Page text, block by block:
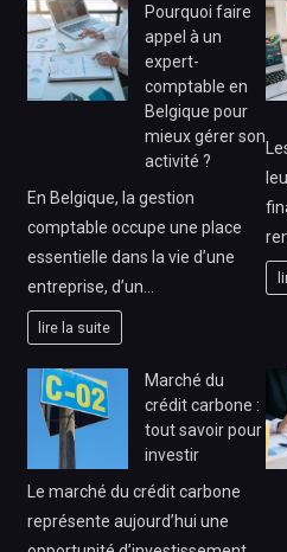
Pourquoi faire
appel à un
expert-
comptable en
Belgique pour
mieux gérer son
activité ?
En Belgique, la gestion
comptable occupe une place
essentielle dans la vie d’une
entreprise, d’un…
lire la suite
Marché du
crédit carbone :
tout savoir pour
investir
Le marché du crédit carbone
représente aujourd’hui une